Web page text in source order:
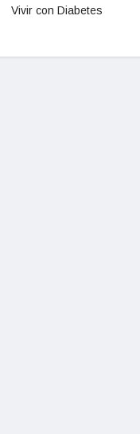
Vivir con Diabetes